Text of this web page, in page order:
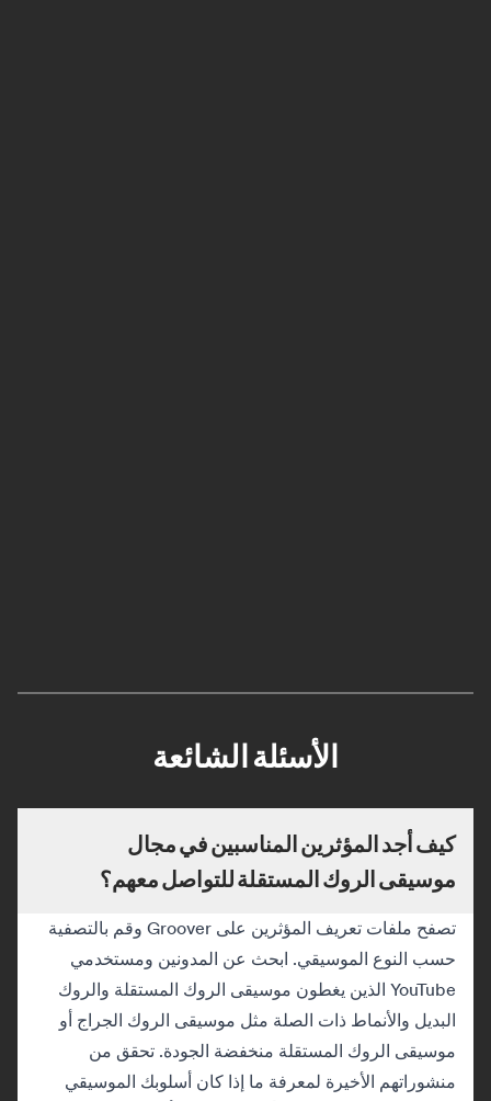
الأسئلة الشائعة
كيف أجد المؤثرين المناسبين في مجال
موسيقى الروك المستقلة للتواصل معهم؟
تصفح ملفات تعريف المؤثرين على Groover وقم بالتصفية
حسب النوع الموسيقي. ابحث عن المدونين ومستخدمي
YouTube الذين يغطون موسيقى الروك المستقلة والروك
البديل والأنماط ذات الصلة مثل موسيقى الروك الجراج أو
موسيقى الروك المستقلة منخفضة الجودة. تحقق من
منشوراتهم الأخيرة لمعرفة ما إذا كان أسلوبك الموسيقي